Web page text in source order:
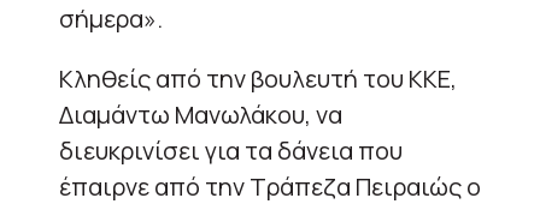
σήμερα».
Κληθείς από την βουλευτή του ΚΚΕ,
Διαμάντω Μανωλάκου, να
διευκρινίσει για τα δάνεια που
έπαιρνε από την Τράπεζα Πειραιώς ο